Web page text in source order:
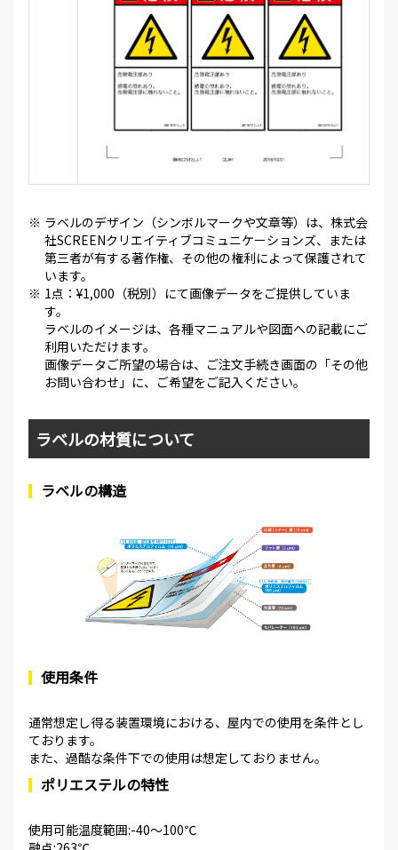
※ ラベルのデザイン（シンボルマークや文章等）は、株式会
社SCREENクリエイティブコミュニケーションズ、または
第三者が有する著作権、その他の権利によって保護されて
います。
※ 1点：¥1,000（税別）にて画像データをご提供していま
す。
ラベルのイメージは、各種マニュアルや図面への記載にご
利用いただけます。
画像データご所望の場合は、ご注文手続き画面の「その他
お問い合わせ」に、ご希望をご記入ください。
ラベルの材質について
ラベルの構造
使用条件
通常想定し得る装置環境における、屋内での使用を条件とし
ております。
また、過酷な条件下での使用は想定しておりません。
ポリエステルの特性
使用可能温度範囲:-40～100℃